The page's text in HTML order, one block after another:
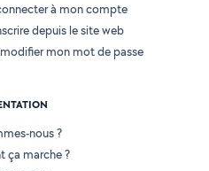
à mon compte
depuis le site web
mon mot de passe
nous ?
ça marche ?